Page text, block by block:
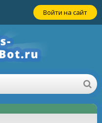
Войти на сайт